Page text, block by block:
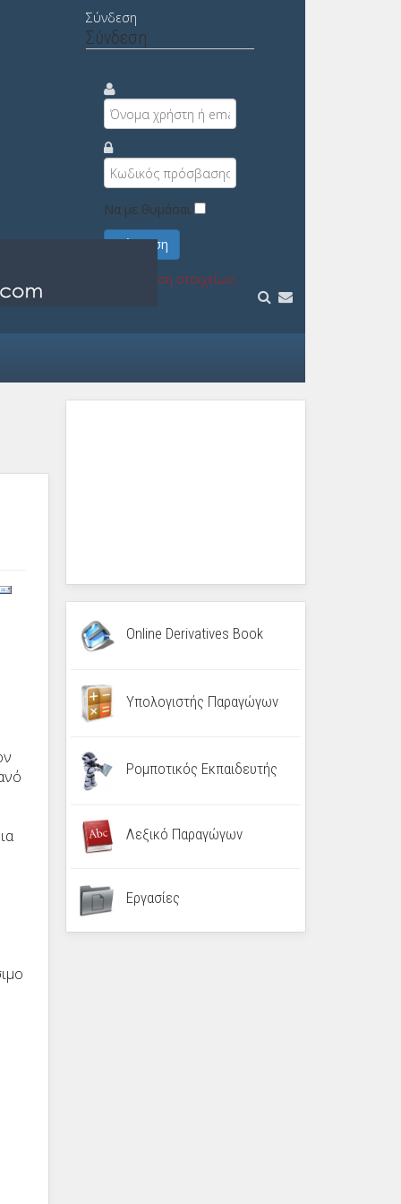
Σύνδεση
Σύνδεση
Να με θυμάσαι
Σύνδεση
Υπενθύμιση στοιχείων;
Online Derivatives Book
Υπολογιστής Παραγώγων
Ρομποτικός Εκπαιδευτής
Λεξικό Παραγώγων
Εργασίες